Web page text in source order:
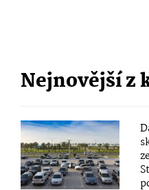
Nejnovější z